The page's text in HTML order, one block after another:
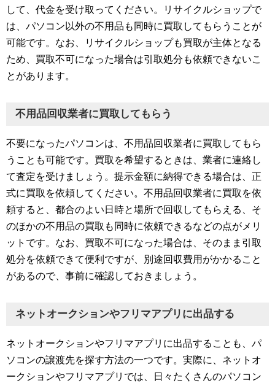
して、代金を受け取ってください。リサイクルショップで
は、パソコン以外の不用品も同時に買取してもらうことが
可能です。なお、リサイクルショップも買取が主体となる
ため、買取不可になった場合は引取処分も依頼できないこ
とがあります。
不用品回収業者に買取してもらう
不要になったパソコンは、不用品回収業者に買取してもら
うことも可能です。買取を希望するときは、業者に連絡し
て査定を受けましょう。提示金額に納得できる場合は、正
式に買取を依頼してください。不用品回収業者に買取を依
頼すると、都合のよい日時と場所で回収してもらえる、そ
のほかの不用品の買取も同時に依頼できるなどの点がメリ
ットです。なお、買取不可になった場合は、そのまま引取
処分を依頼できて便利ですが、別途回収費用がかかること
があるので、事前に確認しておきましょう。
ネットオークションやフリマアプリに出品する
ネットオークションやフリマアプリに出品することも、パ
ソコンの譲渡先を探す方法の一つです。実際に、ネットオ
ークションやフリマアプリでは、日々たくさんのパソコン